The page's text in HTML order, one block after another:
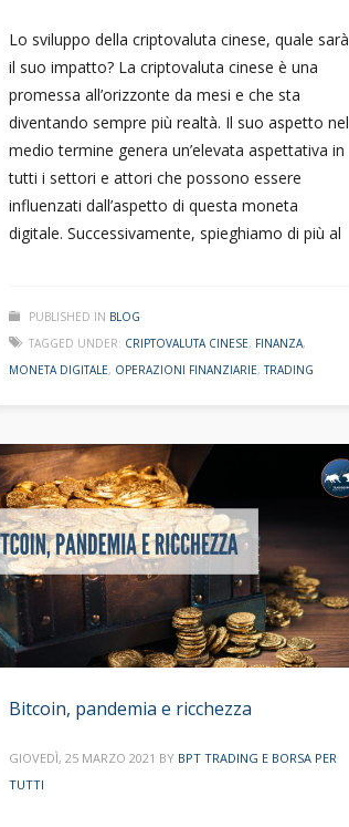
Lo sviluppo della criptovaluta cinese, quale sarà
il suo impatto? La criptovaluta cinese è una
promessa all’orizzonte da mesi e che sta
diventando sempre più realtà. Il suo aspetto nel
medio termine genera un’elevata aspettativa in
tutti i settori e attori che possono essere
influenzati dall’aspetto di questa moneta
digitale. Successivamente, spieghiamo di più al
PUBLISHED IN BLOG
TAGGED UNDER: CRIPTOVALUTA CINESE, FINANZA,
MONETA DIGITALE, OPERAZIONI FINANZIARIE,TRADING
Bitcoin, pandemia e ricchezza
GIOVEDÌ, 25 MARZO 2021 BY BPT TRADING E BORSA PER
TUTTI